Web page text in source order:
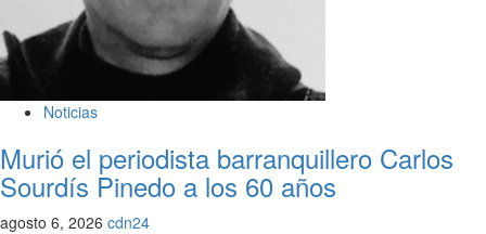
Noticias
Murió el periodista barranquillero Carlos
Sourdís Pinedo a los 60 años
agosto 6, 2026 cdn24